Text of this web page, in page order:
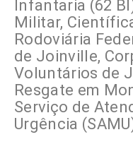
Infantaria (62
Militar,
Rodoviária
de Joinville,
Voluntários de
Resgate em
Serviço de
Urgência